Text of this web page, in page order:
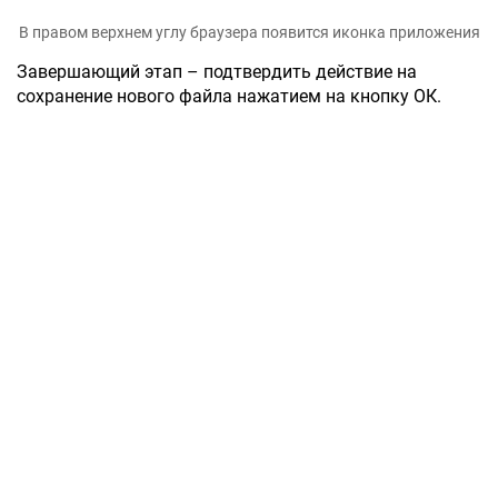
В правом верхнем углу браузера появится иконка приложения
Завершающий этап – подтвердить действие на
сохранение нового файла нажатием на кнопку ОК.